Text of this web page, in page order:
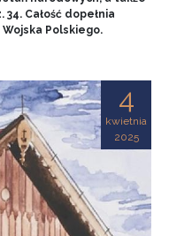
Całość dopełnia
Polskiego.
4
kwietnia
2025